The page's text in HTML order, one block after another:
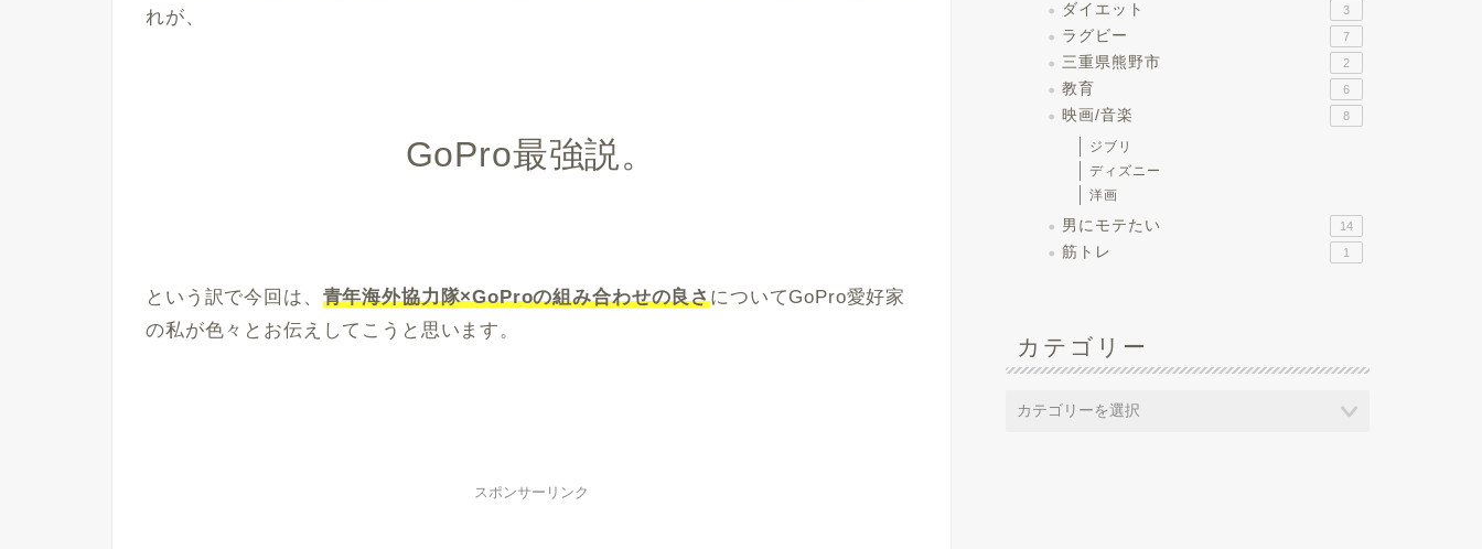
れが、
GoPro最強説。
という訳で今回は、 青年海外協力隊×GoProの組み合わせの良さについてGoPro愛好家
の私が色々とお伝えしてこうと思います。
スポンサーリンク
ダイエット 3
ラグビー 7
三重県熊野市 2
教育 6
映画/音楽 8
ジブリ
ディズニー
洋画
男にモテたい 14
筋トレ 1
カテゴリー